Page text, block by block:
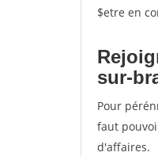
$etre en
sur-
Pour
faut
d'affaires.